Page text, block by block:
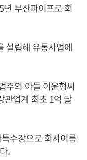
부산파이프로 회
설립해 유통사업에
주의 아들 이운형씨
관업계 최초 1억 달
수강으로 회사이름
.